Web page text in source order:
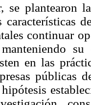
se plantearon
características
continuar
en las
públicas